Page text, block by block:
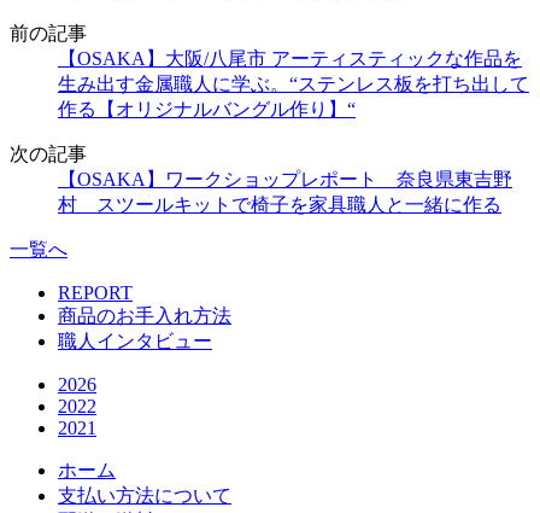
前の記事
【OSAKA】大阪/八尾市 アーティスティックな作品を
生み出す金属職人に学ぶ。“ステンレス板を打ち出して
作る【オリジナルバングル作り】“
次の記事
【OSAKA】ワークショップレポート 奈良県東吉野
村 スツールキットで椅子を家具職人と一緒に作る
一覧へ
REPORT
商品のお手入れ方法
職人インタビュー
2026
2022
2021
ホーム
支払い方法について